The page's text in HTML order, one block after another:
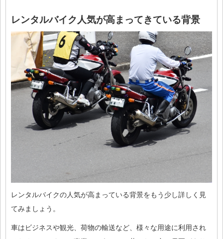
レンタルバイク人気が高まってきている背景
レンタルバイクの人気が高まっている背景をもう少し詳しく見
てみましょう。
車はビジネスや観光、荷物の輸送など、様々な用途に利用され